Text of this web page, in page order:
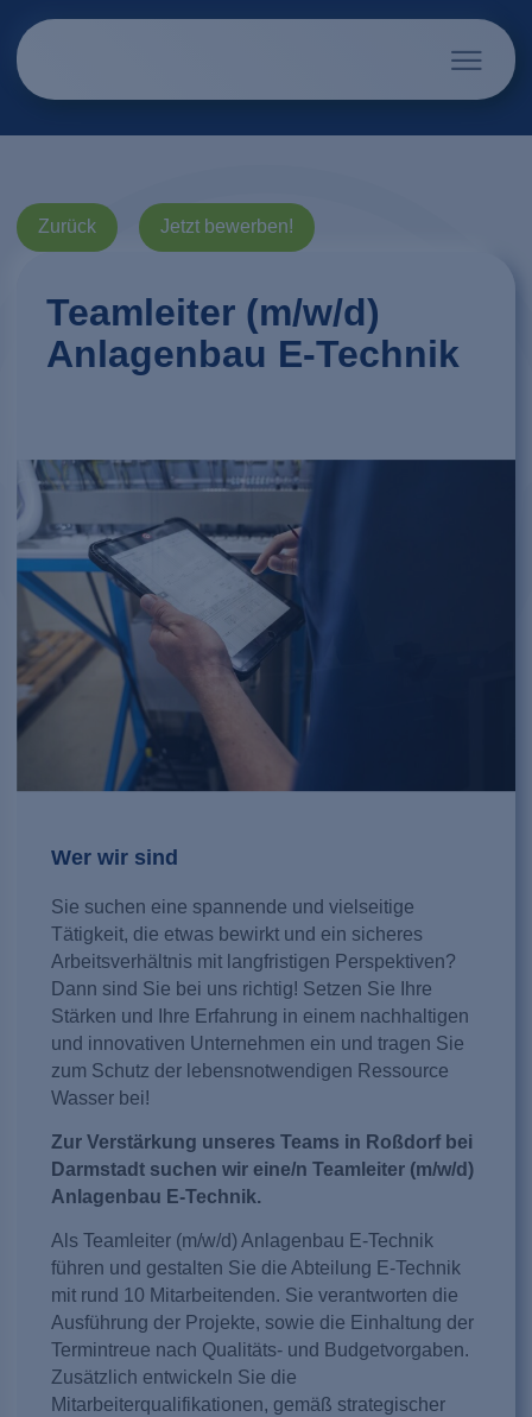
Zurück Jetzt bewerben!
Teamleiter (m/w/d)
Anlagenbau E-Technik
Wer wir sind
Sie suchen eine spannende und vielseitige
Tätigkeit, die etwas bewirkt und ein sicheres
Arbeitsverhältnis mit langfristigen Perspektiven?
Dann sind Sie bei uns richtig! Setzen Sie Ihre
Stärken und Ihre Erfahrung in einem nachhaltigen
und innovativen Unternehmen ein und tragen Sie
zum Schutz der lebensnotwendigen Ressource
Wasser bei!
Zur Verstärkung unseres Teams in Roßdorf bei
Darmstadt suchen wir eine/n Teamleiter (m/w/d)
Anlagenbau E-Technik.
Als Teamleiter (m/w/d) Anlagenbau E-Technik
führen und gestalten Sie die Abteilung E-Technik
mit rund 10 Mitarbeitenden. Sie verantworten die
Ausführung der Projekte, sowie die Einhaltung der
Termintreue nach Qualitäts- und Budgetvorgaben.
Zusätzlich entwickeln Sie die
Mitarbeiterqualifikationen, gemäß strategischer